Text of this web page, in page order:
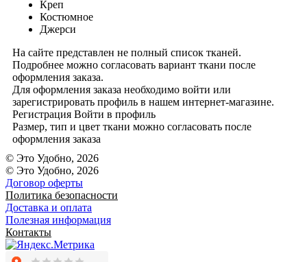
Креп
Костюмное
Джерси
На сайте представлен не полный список тканей.
Подробнее можно согласовать вариант ткани после
оформления заказа.
Для оформления заказа необходимо войти или
зарегистрировать профиль в нашем интернет-магазине.
Регистрация Войти в профиль
Размер, тип и цвет ткани можно согласовать после
оформления заказа
© Это Удобно, 2026
© Это Удобно, 2026
Договор оферты
Политика безопасности
Доставка и оплата
Полезная информация
Контакты